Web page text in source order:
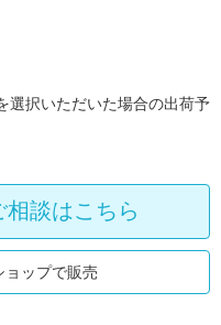
選択いただいた場合の出荷予
談はこちら
ョップで販売